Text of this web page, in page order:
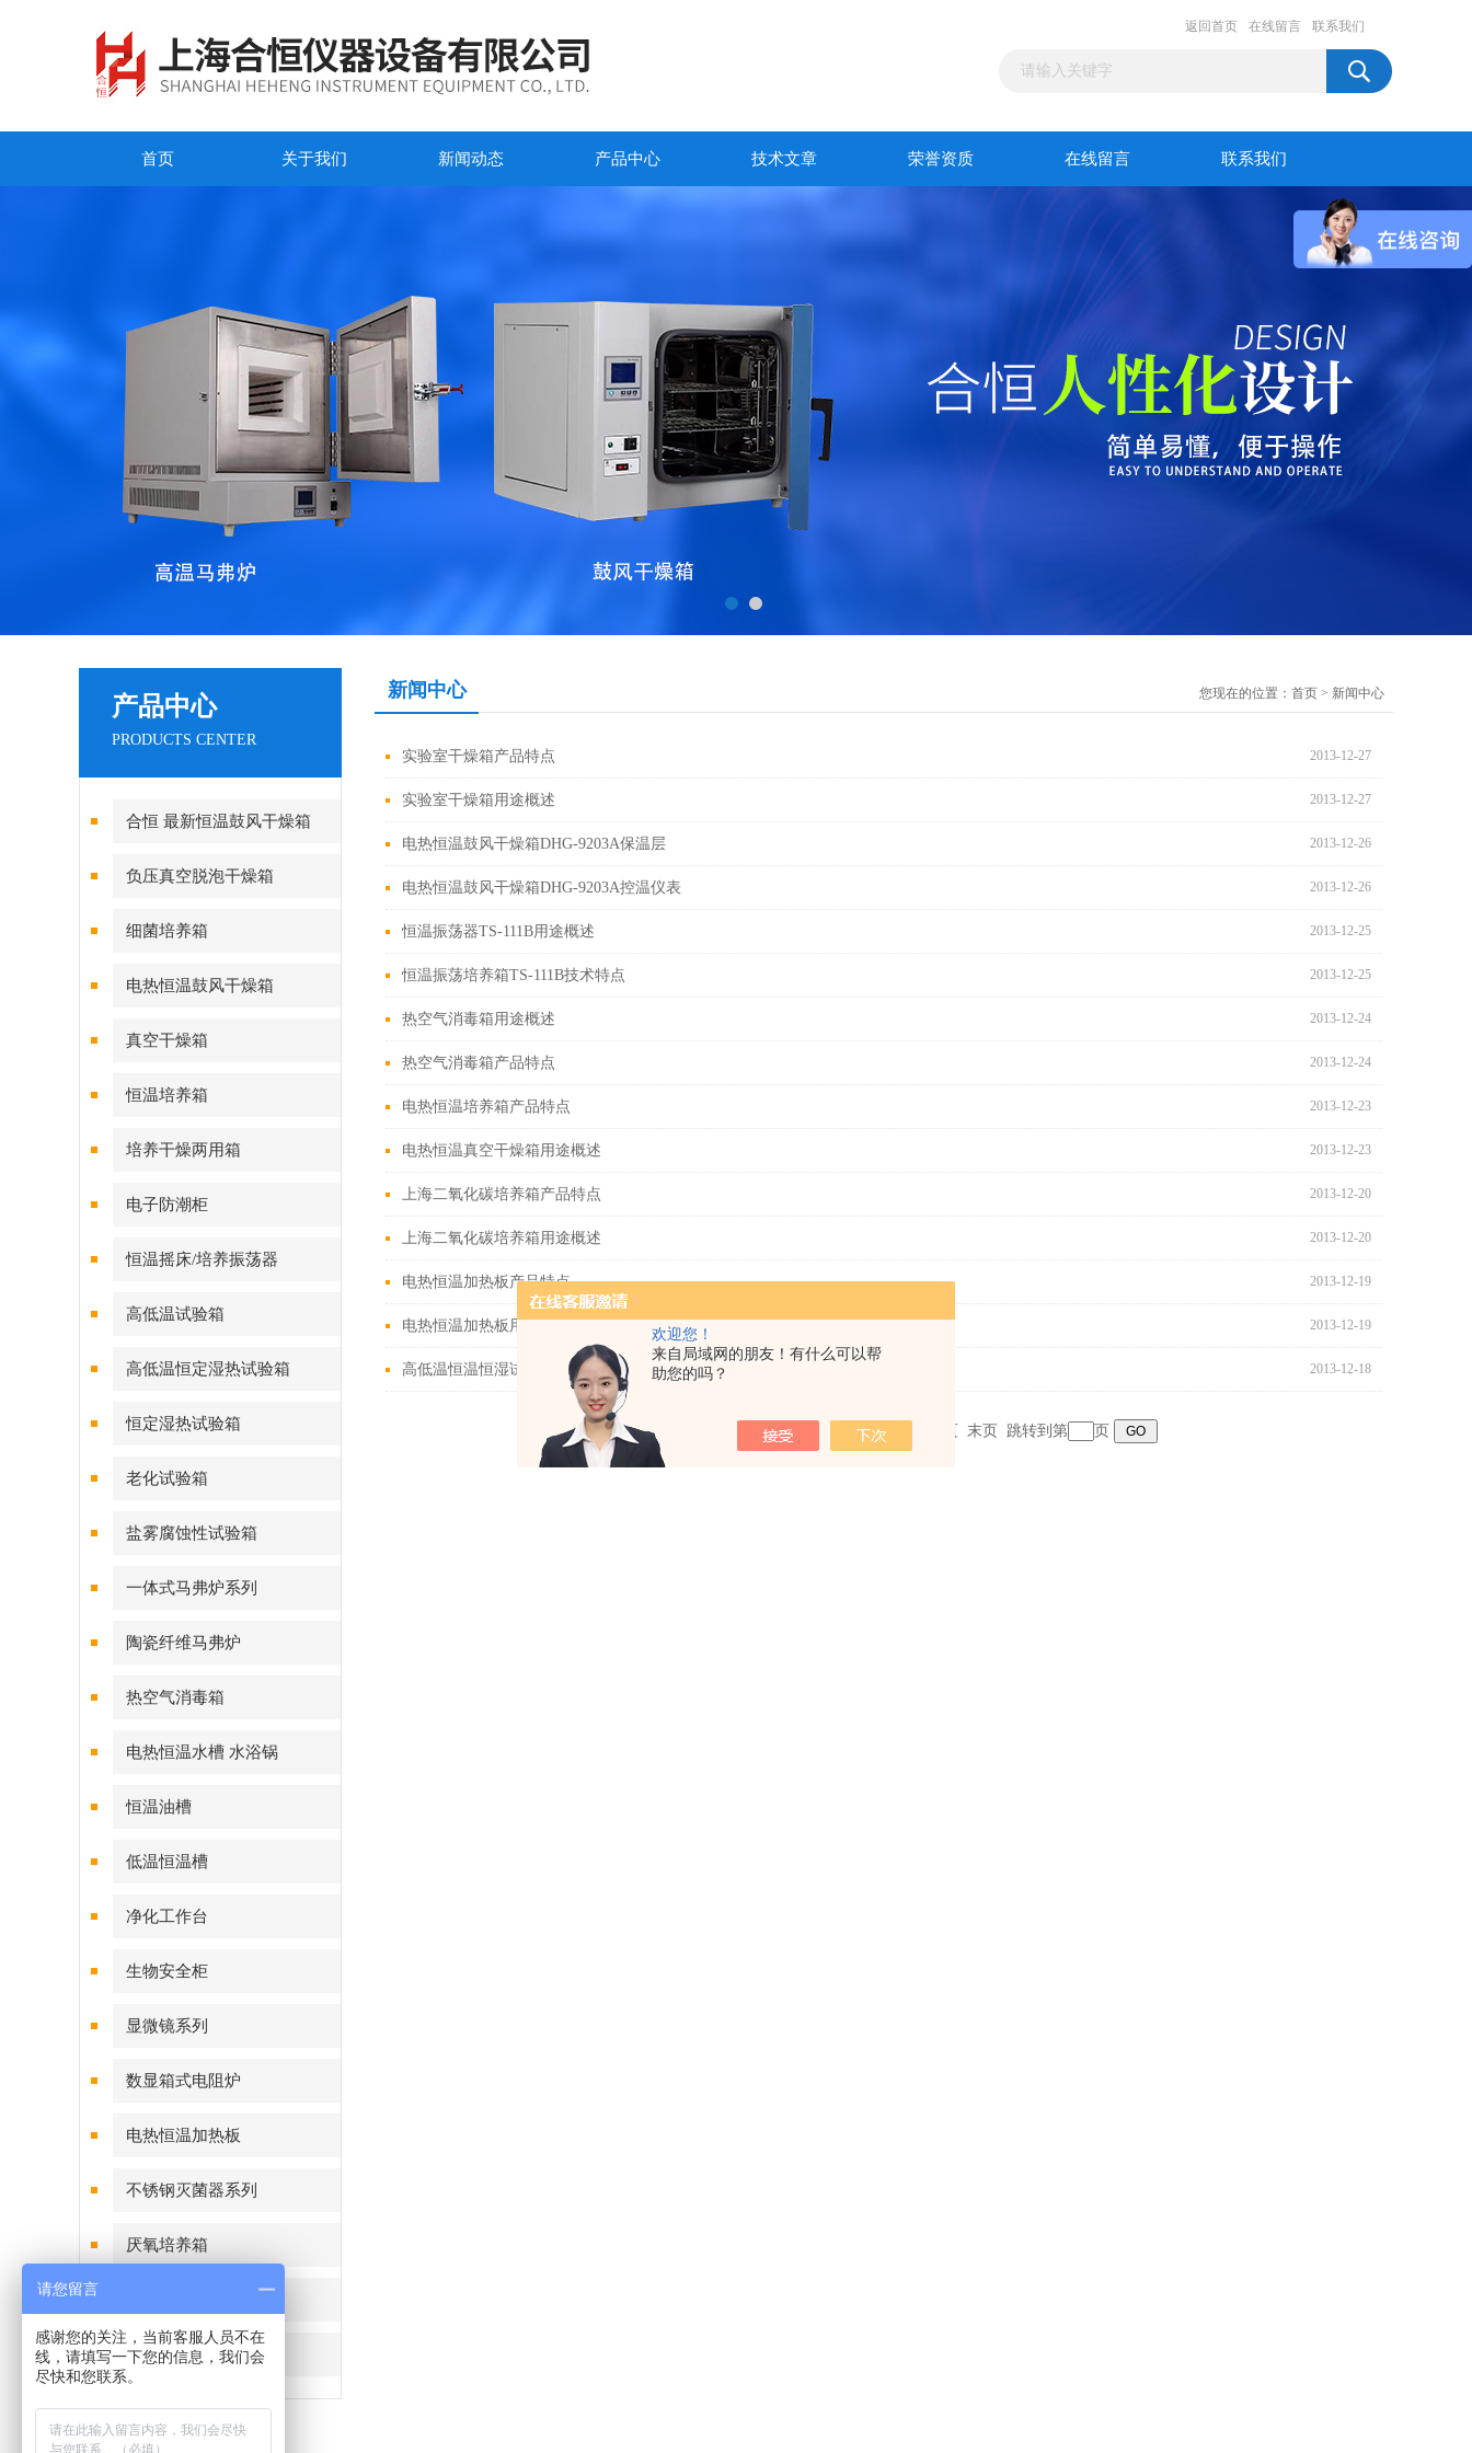
欢迎您！
来自局域网的朋友！有什么可以帮
助您的吗？
返回首页 在线留言 联系我们
首页 关于我们 新闻动态 产品中心 技术文章 荣誉资质 在线留言 联系我们
产品中心
PRODUCTS CENTER
合恒 最新恒温鼓风干燥箱
负压真空脱泡干燥箱
细菌培养箱
电热恒温鼓风干燥箱
真空干燥箱
恒温培养箱
培养干燥两用箱
电子防潮柜
恒温摇床/培养振荡器
高低温试验箱
高低温恒定湿热试验箱
恒定湿热试验箱
老化试验箱
盐雾腐蚀性试验箱
一体式马弗炉系列
陶瓷纤维马弗炉
热空气消毒箱
电热恒温水槽 水浴锅
恒温油槽
低温恒温槽
净化工作台
生物安全柜
显微镜系列
数显箱式电阻炉
电热恒温加热板
不锈钢灭菌器系列
厌氧培养箱
细菌恒温培养箱
新闻中心 您现在的位置： 首页 > 新闻中心
实验室干燥箱产品特点 2013-12-27
实验室干燥箱用途概述 2013-12-27
电热恒温鼓风干燥箱DHG-9203A保温层 2013-12-26
电热恒温鼓风干燥箱DHG-9203A控温仪表 2013-12-26
恒温振荡器TS-111B用途概述 2013-12-25
恒温振荡培养箱TS-111B技术特点 2013-12-25
热空气消毒箱用途概述 2013-12-24
热空气消毒箱产品特点 2013-12-24
电热恒温培养箱产品特点 2013-12-23
电热恒温真空干燥箱用途概述 2013-12-23
上海二氧化碳培养箱产品特点 2013-12-20
上海二氧化碳培养箱用途概述 2013-12-20
电热恒温加热板产品特点 2013-12-19
电热恒温加热板用途概述 2013-12-19
高低温恒温恒湿试验箱产品特点 2013-12-18
共 875 条记录，当前 5 / 59 页 上一页 末页 跳转到第 页
请您留言
感谢您的关注，当前客服人员不在
线，请填写一下您的信息，我们会
尽快和您联系。